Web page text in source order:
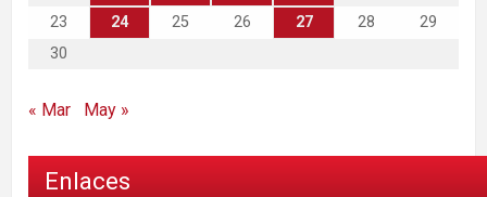
23
24 25 26 27 28
29
30
« Mar May »
Enlaces